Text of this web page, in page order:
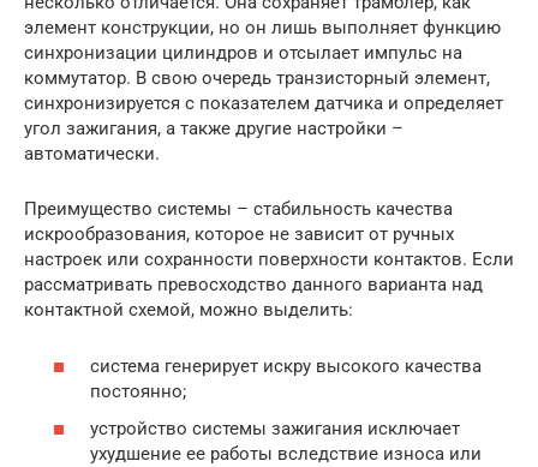
элемент конструкции, но он лишь выполняет функцию
синхронизации цилиндров и отсылает импульс на
коммутатор. В свою очередь транзисторный элемент,
синхронизируется с показателем датчика и определяет
угол зажигания, а также другие настройки –
автоматически.
Преимущество системы – стабильность качества
искрообразования, которое не зависит от ручных
настроек или сохранности поверхности контактов. Если
рассматривать превосходство данного варианта над
контактной схемой, можно выделить:
система генерирует искру высокого качества
постоянно;
устройство системы зажигания исключает
ухудшение ее работы вследствие износа или